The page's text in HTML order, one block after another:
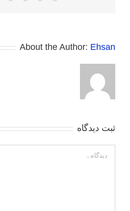
About the Author: Ehsan
ثبت ديدگاه